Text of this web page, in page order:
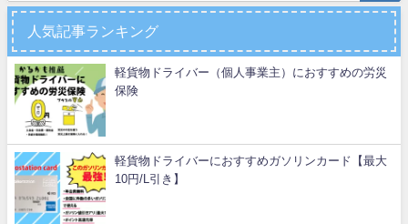
人気記事ランキング
軽貨物ドライバー（個人事業主）におすすめの労災
保険
軽貨物ドライバーにおすすめガソリンカード【最大
10円/L引き】